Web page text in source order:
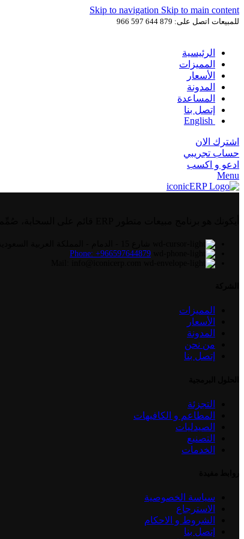
Skip to navigation Skip to main content
للمبيعات اتصل على: 879 644 597 966
الرئيسية
المميزات
الأسعار
المدونة
المساعدة
إتصل بنا
English
اشترك الان
حساب تجريبي
ادعو و اكسب
Menu
Phone: +966597644879
المميزات
الأسعار
المدونة
من نحن
إتصل بنا
التجزئة
المطاعم و الكافيهات
الصيدليات
التصنيع
الخدمات
سياسة الخصوصية
الاسترجاع
الشروط و الاحكام
إتصل بنا